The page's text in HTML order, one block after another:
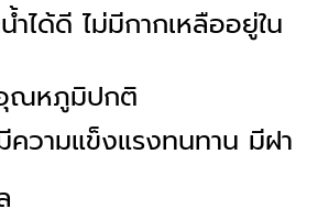
ำได้ดี ไม่มีกากเหลืออยู่ใน
อุณหภูมิปกติ
ความแข็งแรงทนทาน มีฝา